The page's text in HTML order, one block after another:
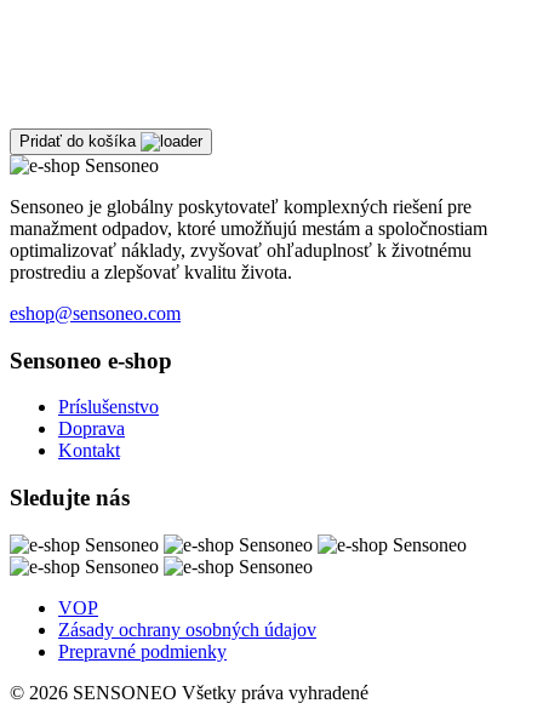
Pridať do košíka
Sensoneo je globálny poskytovateľ komplexných riešení pre
manažment odpadov, ktoré umožňujú mestám a spoločnostiam
optimalizovať náklady, zvyšovať ohľaduplnosť k životnému
prostrediu a zlepšovať kvalitu života.
eshop@sensoneo.com
Sensoneo e-shop
Príslušenstvo
Doprava
Kontakt
Sledujte nás
VOP
Zásady ochrany osobných údajov
Prepravné podmienky
© 2026 SENSONEO Všetky práva vyhradené